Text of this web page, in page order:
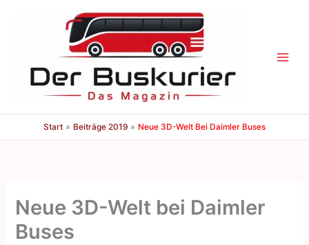
Start Beiträge 2019 Neue 3D-Welt Bei Daimler Buses
Neue 3D-Welt bei Daimler
Buses